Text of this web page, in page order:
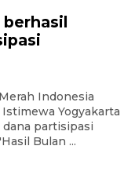
berhasil
Indonesia
Yogyakarta
partisipasi
Bulan ...